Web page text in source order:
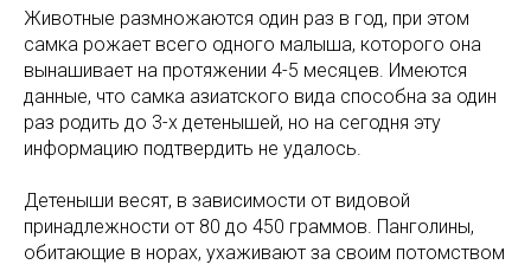
Животные размножаются один раз в год, при этом
самка рожает всего одного малыша, которого она
вынашивает на протяжении 4-5 месяцев. Имеются
данные, что самка азиатского вида способна за один
раз родить до 3-х детенышей, но на сегодня эту
информацию подтвердить не удалось.
Детеныши весят, в зависимости от видовой
принадлежности от 80 до 450 граммов. Панголины,
обитающие в норах, ухаживают за своим потомством